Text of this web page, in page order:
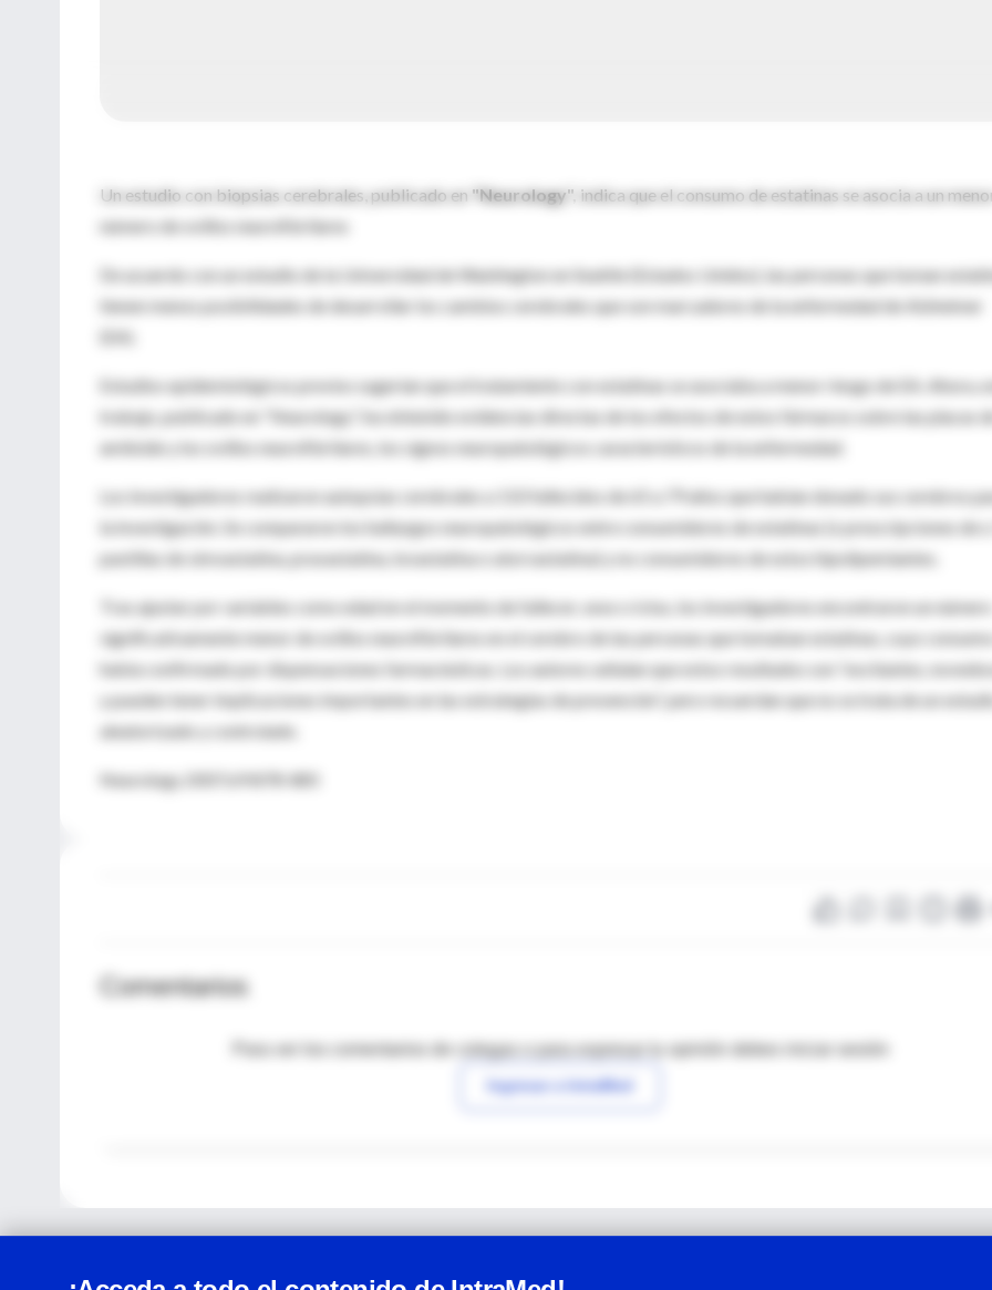
Un estudio con biopsias cerebrales, publicado en "Neurology", indica que el consumo de estatinas se asocia a un
número de ovillos neurofibrilares
De acuerdo con un estudio de la Universidad de Washington en Seattle (Estados Unidos), las personas que toman
tienen menos posibilidades de desarrollar los cambios cerebrales que son marcadores de la enfermedad de Alzheimer
(EA).
Estudios epidemiológicos previos sugerían que el tratamiento con estatinas se asociaba a menor riesgo de EA. Ahora,
trabajo, publicado en “Neurology”, ha obtenido evidencias directas de los efectos de estos fármacos sobre las placas
amiloide y los ovillos neurofibrilares, los signos neuropatológicos característicos de la enfermedad.
Los investigadores realizaron autopsias cerebrales a 110 fallecidos de 65 a 79 años que habían donado sus cerebros
la investigación. Se compararon los hallazgos neuropatológicos entre consumidores de estatinas (≥ prescripciones de ≥
pastillas de simvastatina, pravastatina, lovastatina o atorvastatina) y no consumidores de estos hipolipemiantes.
Tras ajustar por variables como edad en el momento de fallecer, sexo o ictus, los investigadores encontraron un número
significativamente menor de ovillos neurofibrilares en el cerebro de las personas que tomaban estatinas, cuyo consumo
había confirmado por dispensaciones farmacéuticas. Los autores señalan que estos resultados son “excitantes,
y pueden tener implicaciones importantes en las estrategias de prevención”, pero recuerdan que no se trata de un estudio
aleatorizado y controlado.
Neurology 2007;69:878-885
Comentarios
Para ver los comentarios de colegas o para expresar tu opinión debes iniciar sesión
Ingresar a IntraMed